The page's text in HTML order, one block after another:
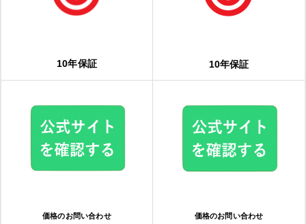
10年保証 10年保証
価格のお問い合わせ 価格のお問い合わせ